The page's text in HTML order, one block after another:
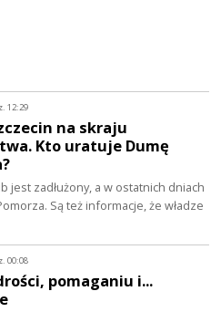
12:29
na skraju
Kto uratuje Dumę
jest zadłużony, a w ostatnich dniach
Są też informacje, że władze
00:08
pomaganiu i...